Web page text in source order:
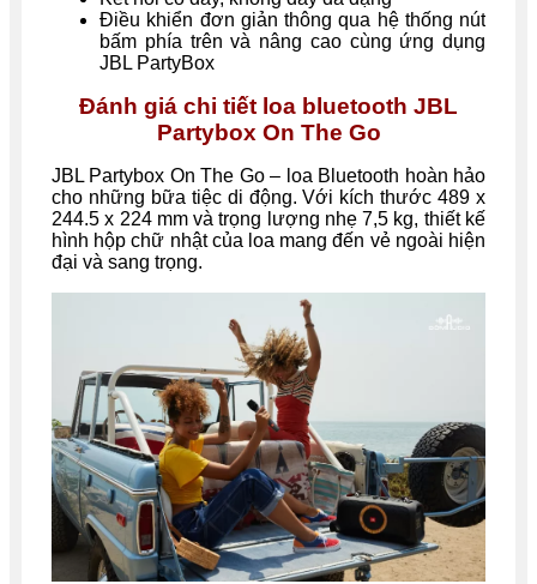
Điều khiển đơn giản thông qua hệ thống nút
bấm phía trên và nâng cao cùng ứng dụng
JBL PartyBox
Đánh giá chi tiết loa bluetooth JBL
Partybox On The Go
JBL Partybox On The Go – loa Bluetooth hoàn hảo
cho những bữa tiệc di động. Với kích thước 489 x
244.5 x 224 mm và trọng lượng nhẹ 7,5 kg, thiết kế
hình hộp chữ nhật của loa mang đến vẻ ngoài hiện
đại và sang trọng.